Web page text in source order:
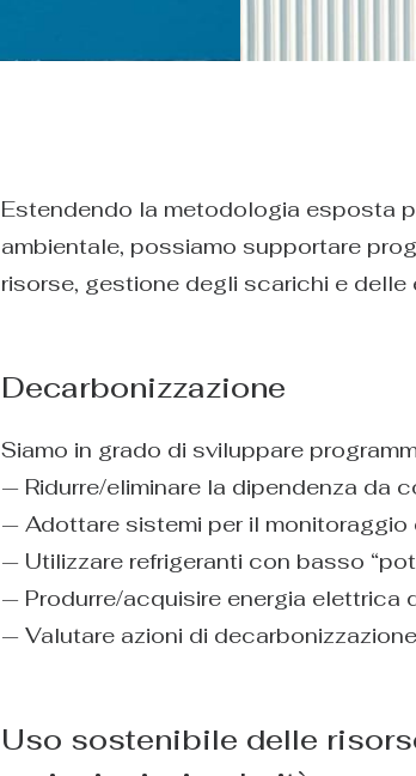
Estendendo la metodologia esposta
ambientale, possiamo supportare
risorse, gestione degli scarichi e delle
Decarbonizzazione
Siamo in grado di sviluppare
— Ridurre/eliminare la dipendenza da
— Adottare sistemi per il monitoraggio
— Utilizzare refrigeranti con basso
— Produrre/acquisire energia elettrica
— Valutare azioni di
Uso sostenibile delle